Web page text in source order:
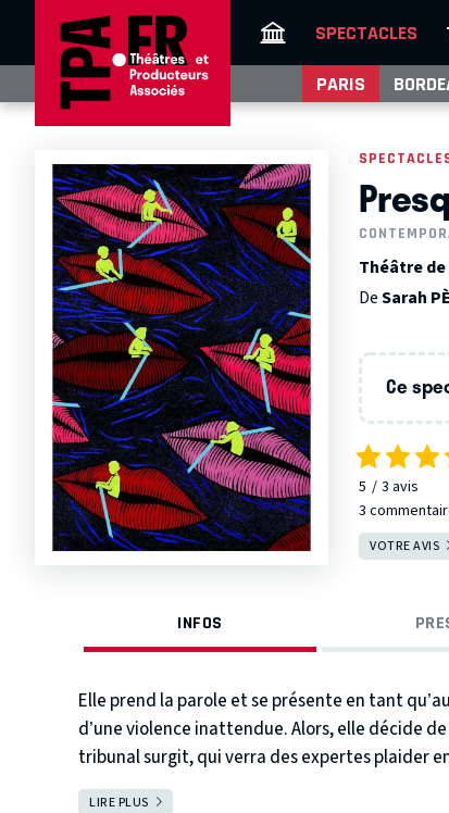
SPECTACLES
PARIS
Théâtre de
DeSarah
Ce
5 3 avis
3
VOTRE AVIS
INFOS
Elle prend la parole et se présente en tant
d’une violence inattendue. Alors, elle décide
tribunal surgit, qui verra des expertes plaider
l’Histoire, viendront nous révéler les
↘ Production Compagnie
LIRE PLUS